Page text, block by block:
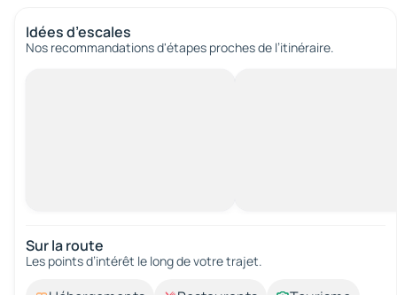
Idées d’escales
Nos recommandations d'étapes proches de l’itinéraire.
Sur la route
Les points d’intérêt le long de votre trajet.